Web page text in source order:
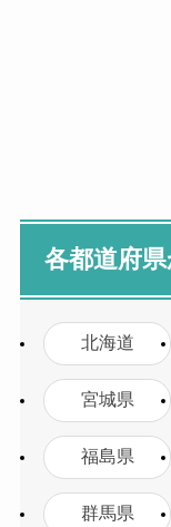
各都道府
北海道
宮城県
福島県
群馬県